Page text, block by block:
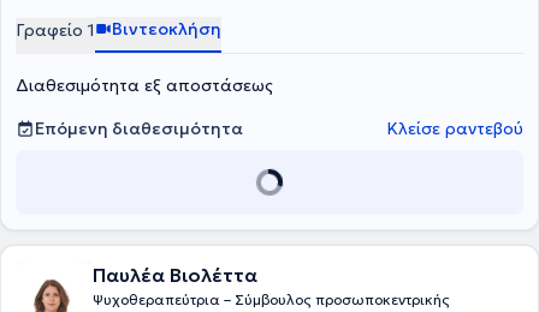
Γραφείο 1 Βιντεοκλήση
Διαθεσιμότητα εξ αποστάσεως
Επόμενη διαθεσιμότητα
Κλείσε ραντεβού
Παυλέα Βιολέττα
Ψυχοθεραπεύτρια – Σύμβουλος προσωποκεντρικής